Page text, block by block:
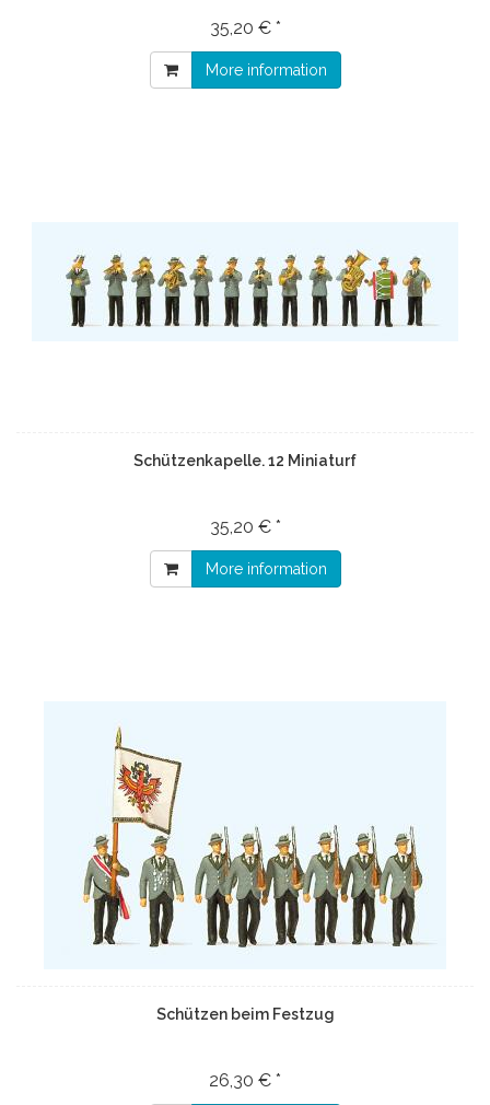
35,20 € *
More information
Schützenkapelle. 12 Miniaturf
35,20 € *
More information
Schützen beim Festzug
26,30 € *